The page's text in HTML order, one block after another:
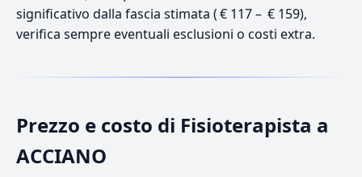
significativo dalla fascia stimata ( € 117 – € 159),
verifica sempre eventuali esclusioni o costi extra.
Prezzo e costo di Fisioterapista a
ACCIANO